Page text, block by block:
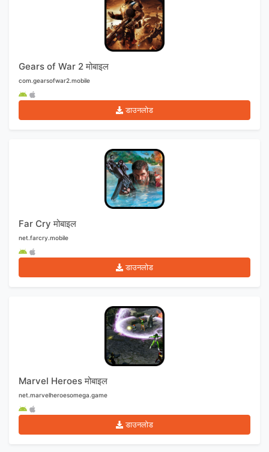
Gears of War 2 मोबाइल
com.gearsofwar2.mobile
डाउनलोड
Far Cry मोबाइल
net.farcry.mobile
डाउनलोड
Marvel Heroes मोबाइल
net.marvelheroesomega.game
डाउनलोड